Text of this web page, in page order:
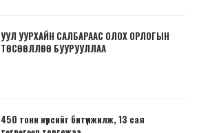
УУЛ УУРХАЙН САЛБАРААС ОЛОХ ОРЛОГЫН
ТӨСӨӨЛЛӨӨ БУУРУУЛЛАА
450 тонн нүүрсийг битүүмжилж, 13 сая